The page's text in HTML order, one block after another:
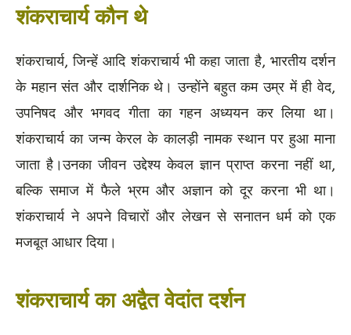
शंकराचार्य कौन थे
शंकराचार्य, जिन्हें आदि शंकराचार्य भी कहा जाता है, भारतीय दर्शन
के महान संत और दार्शनिक थे। उन्होंने बहुत कम उम्र में ही वेद,
उपनिषद और भगवद गीता का गहन अध्ययन कर लिया था।
शंकराचार्य का जन्म केरल के कालड़ी नामक स्थान पर हुआ माना
जाता है।उनका जीवन उद्देश्य केवल ज्ञान प्राप्त करना नहीं था,
बल्कि समाज में फैले भ्रम और अज्ञान को दूर करना भी था।
शंकराचार्य ने अपने विचारों और लेखन से सनातन धर्म को एक
मजबूत आधार दिया।
शंकराचार्य का अद्वैत वेदांत दर्शन